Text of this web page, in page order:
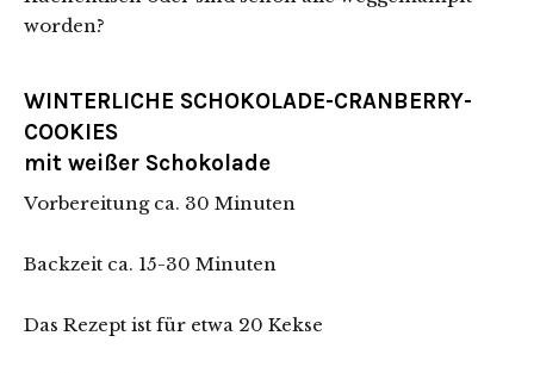
worden?
WINTERLICHE SCHOKOLADE-CRANBERRY-
COOKIES
mit weißer Schokolade
Vorbereitung ca. 30 Minuten
Backzeit ca. 15-30 Minuten
Das Rezept ist für etwa 20 Kekse